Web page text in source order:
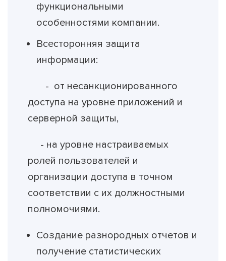
функциональными
особенностями компании.
Всесторонняя защита
информации:
- от несанкционированного
доступа на уровне приложений и
серверной защиты,
- на уровне настраиваемых
ролей пользователей и
организации доступа в точном
соответствии с их должностными
полномочиями.
Создание разнородных отчетов и
получение статистических